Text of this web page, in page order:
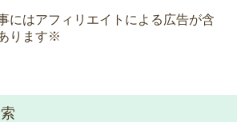
にはアフィリエイトによる広告が含
ります※